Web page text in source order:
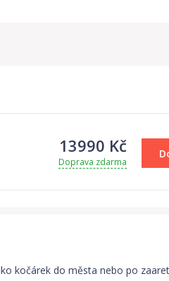
13990 Kč
Doprava zdarma
kočárek do města nebo po